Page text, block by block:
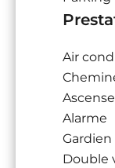
Air
Alarme
Gardien
Double